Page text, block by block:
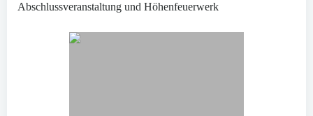
Abschlussveranstaltung und Höhenfeuerwerk